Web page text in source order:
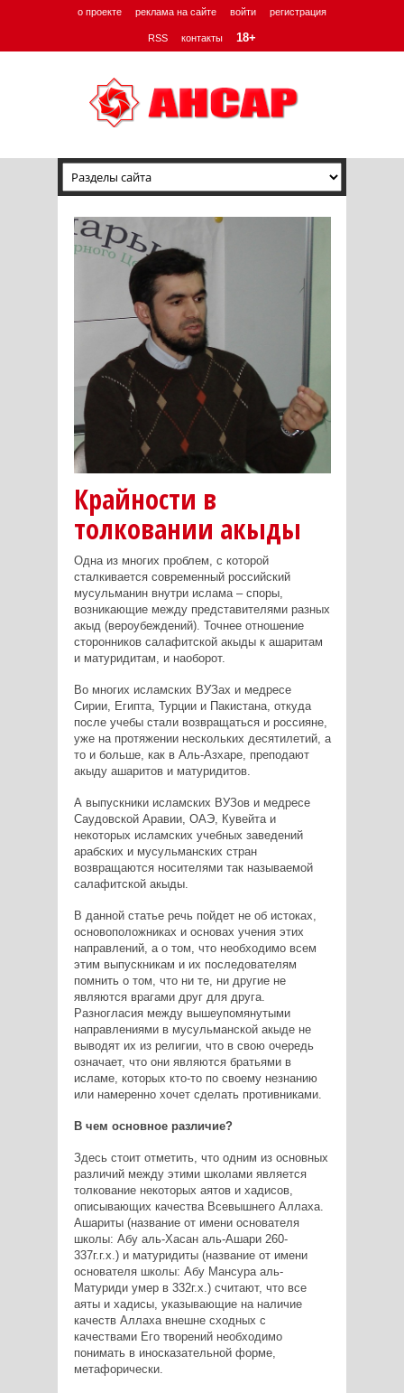
о проекте реклама на сайте войти регистрация
RSS контакты 18+
Крайности в
толковании акыды
Одна из многих проблем, с которой
сталкивается современный российский
мусульманин внутри ислама – споры,
возникающие между представителями разных
акыд (вероубеждений). Точнее отношение
сторонников салафитской акыды к ашаритам
и матуридитам, и наоборот.
Во многих исламских ВУЗах и медресе
Сирии, Египта, Турции и Пакистана, откуда
после учебы стали возвращаться и россияне,
уже на протяжении нескольких десятилетий, а
то и больше, как в Аль-Азхаре, преподают
акыду ашаритов и матуридитов.
А выпускники исламских ВУЗов и медресе
Саудовской Аравии, ОАЭ, Кувейта и
некоторых исламских учебных заведений
арабских и мусульманских стран
возвращаются носителями так называемой
салафитской акыды.
В данной статье речь пойдет не об истоках,
основоположниках и основах учения этих
направлений, а о том, что необходимо всем
этим выпускникам и их последователям
помнить о том, что ни те, ни другие не
являются врагами друг для друга.
Разногласия между вышеупомянутыми
направлениями в мусульманской акыде не
выводят их из религии, что в свою очередь
означает, что они являются братьями в
исламе, которых кто-то по своему незнанию
или намеренно хочет сделать противниками.
В чем основное различие?
Здесь стоит отметить, что одним из основных
различий между этими школами является
толкование некоторых аятов и хадисов,
описывающих качества Всевышнего Аллаха.
Ашариты (название от имени основателя
школы: Абу аль-Хасан аль-Ашари 260-
337г.г.х.) и матуридиты (название от имени
основателя школы: Абу Мансура аль-
Матуриди умер в 332г.х.) считают, что все
аяты и хадисы, указывающие на наличие
качеств Аллаха внешне сходных с
качествами Его творений необходимо
понимать в иносказательной форме,
метафорически.